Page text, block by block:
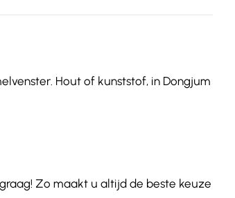
Hout of kunststof, in Dongjum
Zo maakt u altijd de beste keuze